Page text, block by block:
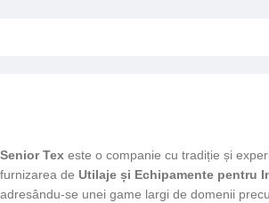
Senior Tex este o companie cu tradiție și
furnizarea de Utilaje și Echipamente pentru
adresându-se unei game largi de domenii